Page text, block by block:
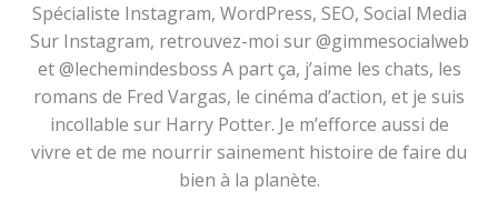
Spécialiste Instagram, WordPress, SEO, Social Media
Sur Instagram, retrouvez-moi sur @gimmesocialweb
et @lechemindesboss A part ça, j’aime les chats, les
romans de Fred Vargas, le cinéma d’action, et je suis
incollable sur Harry Potter. Je m’efforce aussi de
vivre et de me nourrir sainement histoire de faire du
bien à la planète.